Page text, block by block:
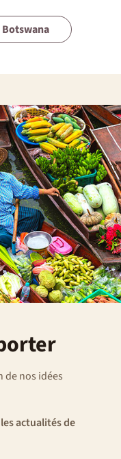
de nos idées
actualités de